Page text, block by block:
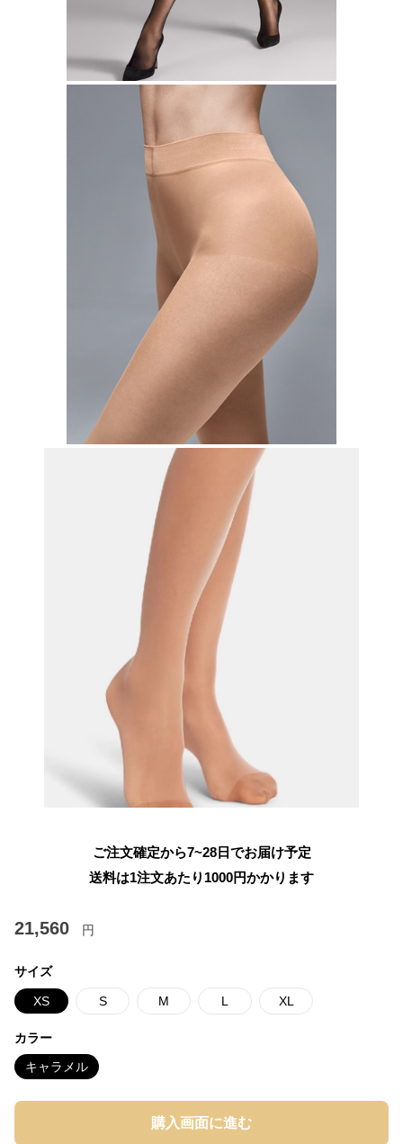
ご注文確定から7~28日でお届け予定
送料は1注文あたり 1000円かかります
21,560 円
サイズ
XS S M L XL
カラー
キャラメル
購入画面に進む